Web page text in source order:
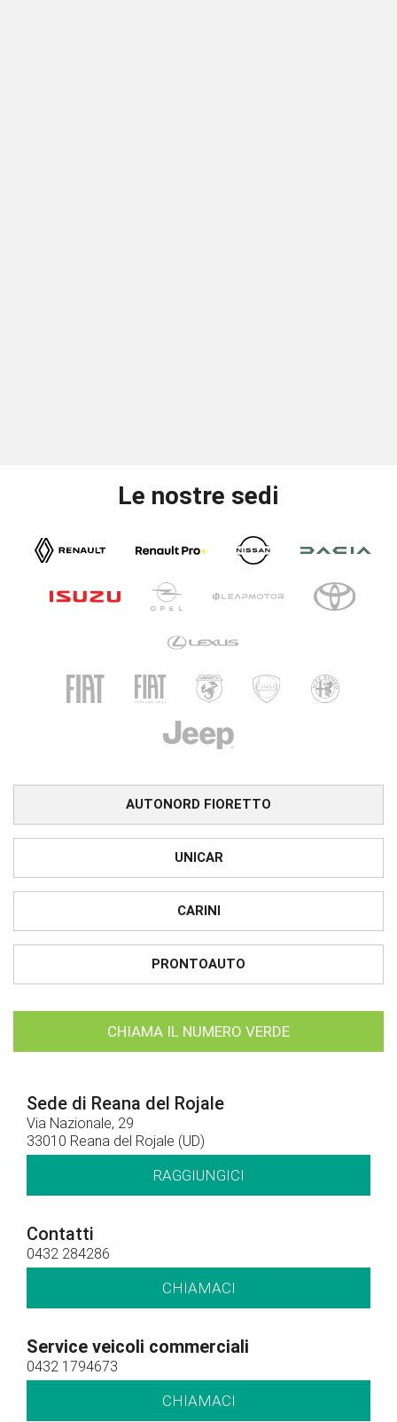
Le nostre sedi
AUTONORD FIORETTO
UNICAR
CARINI
PRONTOAUTO
CHIAMA IL NUMERO VERDE
Sede di Reana del Rojale
Via Nazionale, 29
33010 Reana del Rojale (UD)
RAGGIUNGICI
Contatti
0432 284286
CHIAMACI
Service veicoli commerciali
0432 1794673
CHIAMACI